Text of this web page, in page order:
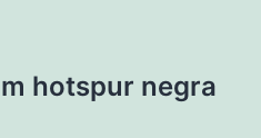
hotspur negra